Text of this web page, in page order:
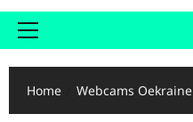
Primair
Home
Webcams Oekraine